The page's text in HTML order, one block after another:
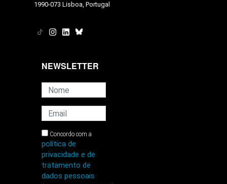
1990-073 Lisboa, Portugal
NEWSLETTER
Concordo com a
política de
privacidade e de
tratamento de
dados pessoais